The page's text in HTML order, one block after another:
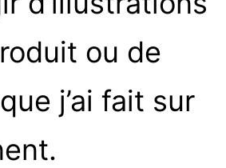
ou de
j’ai fait sur